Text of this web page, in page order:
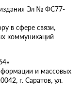
издания Эл № ФС77-
в сфере связи,
коммуникаций
и массовых
г. Саратов, ул.